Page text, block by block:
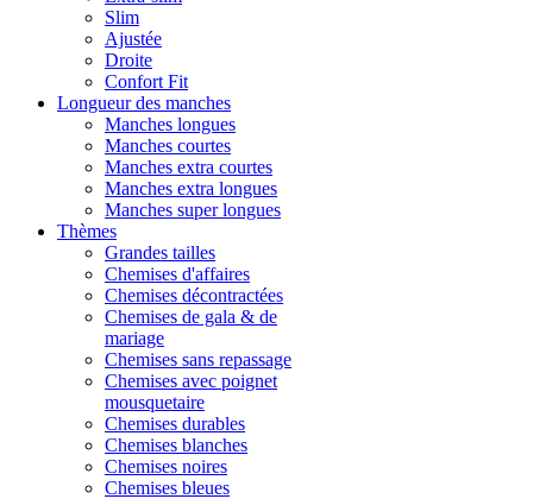
Slim
Ajustée
Droite
Confort Fit
Longueur des manches
Manches longues
Manches courtes
Manches extra courtes
Manches extra longues
Manches super longues
Thèmes
Grandes tailles
Chemises d'affaires
Chemises décontractées
Chemises de gala & de
mariage
Chemises sans repassage
Chemises avec poignet
mousquetaire
Chemises durables
Chemises blanches
Chemises noires
Chemises bleues